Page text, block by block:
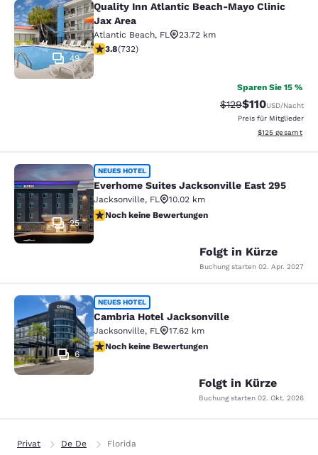
Quality Inn Atlantic Beach-Mayo
49
Quality Inn Atlantic Beach-Mayo Clinic
Jax Area
Atlantic Beach, FL
23.72 km
3.75-Sterne-Bewertung. Gut. 732 Bewertungen
3.8(732)
Sparen Sie 15 %
Durchgestrichener
$129Vergünstigter
$110USD/Nacht
Preis für Mitglieder
Geschätzte
$125 gesamt
Everhome Suites Jacksonville East
25
NEUES HOTEL
Everhome Suites Jacksonville East 295
Jacksonville, FL
10.02 km
Noch keine Bewertungen
Noch keine Bewertungen
Folgt in Kürze
Buchung starten 02. Apr. 2027
Cambria Hotel Jacksonville
6
NEUES HOTEL
Cambria Hotel Jacksonville
Jacksonville, FL
17.62 km
Noch keine Bewertungen
Noch keine Bewertungen
Folgt in Kürze
Buchung starten 02. Okt. 2026
Privat De De Florida